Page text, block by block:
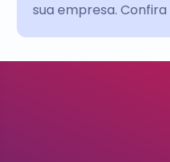
sua empresa. Confira